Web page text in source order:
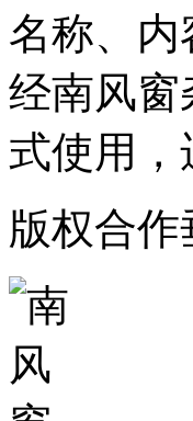
名称、
经南风窗
式使用，
版权合作